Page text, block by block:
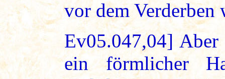
vor dem Verderben
Ev05.047,04]
ein förmlicher